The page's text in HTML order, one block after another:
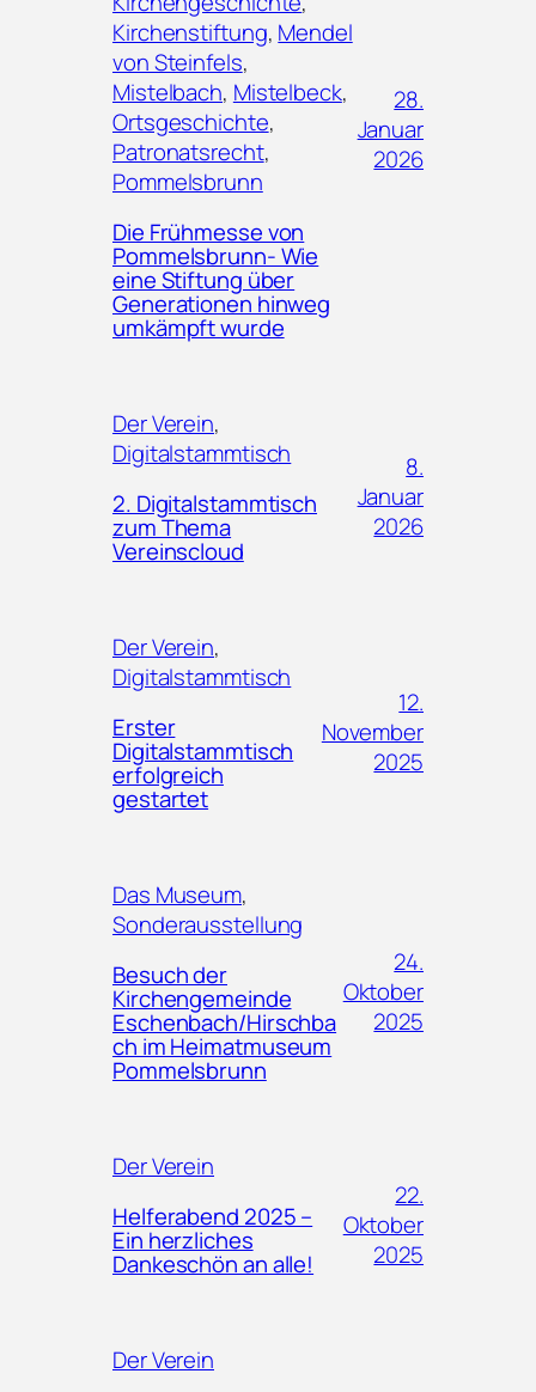
Kirchenstiftung, Mendel
von Steinfels
Mistelbach, Mistelbeck
Ortsgeschichte
Patronatsrecht
Pommelsbrunn
Die Frühmesse von
Pommelsbrunn- Wie
eine Stiftung über
Generationen hinweg
umkämpft wurde
28.
Januar
2026
Der Verein
Digitalstammtisch
2. Digitalstammtisch
zum Thema
Vereinscloud
8.
Januar
2026
Der Verein
Digitalstammtisch
Erster
Digitalstammtisch
erfolgreich
gestartet
12.
November
2025
Das Museum
Sonderausstellung
Besuch der
Kirchengemeinde
Eschenbach/Hirschba
ch im Heimatmuseum
Pommelsbrunn
24.
Oktober
2025
Der Verein
Helferabend 2025 –
Ein herzliches
Dankeschön an alle!
22.
Oktober
2025
Der Verein